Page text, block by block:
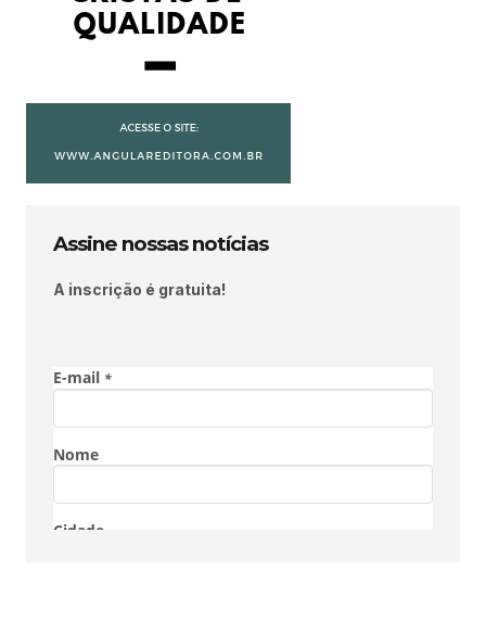
Assine nossas notícias
A inscrição é gratuita!